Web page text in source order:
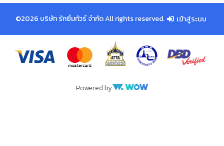
©2026 บริษัท รักยิ้มทัวร์ จำกัด All rights reserved. เข้าสู่ระบบ
Powered by